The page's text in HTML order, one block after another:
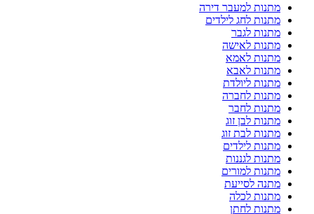
מתנות למעבר דירה
מתנות לחג לילדים
מתנות לגבר
מתנות לאישה
מתנות לאמא
מתנות לאבא
מתנות ליולדת
מתנות לחברה
מתנות לחבר
מתנות לבן זוג
מתנות לבת זוג
מתנות לילדים
מתנות לגננות
מתנות למורים
מתנה לסייעת
מתנות לכלה
מתנות לחתן